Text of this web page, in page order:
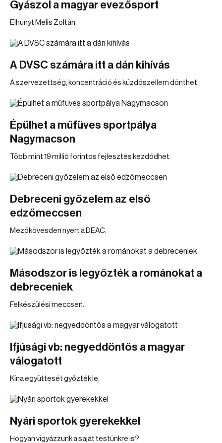
Gyászol a magyar evezősport
Elhunyt Melis Zoltán.
A DVSC számára itt a dán kihívás
A szervezettség, koncentráció és küzdőszellem dönthet.
Épülhet a műfüves sportpálya
Nagymacson
Több mint 19 millió forintos fejlesztés kezdődhet.
Debreceni győzelem az első
edzőmeccsen
Mezőkövesden nyert a DEAC.
Másodszor is legyőzték a románokat a
debreceniek
Felkészülési meccsen.
Ifjúsági vb: negyeddöntős a magyar
válogatott
Kína együttesét győzték le.
Nyári sportok gyerekekkel
Hogyan vigyázzunk a saját testünkre is?